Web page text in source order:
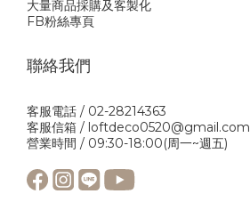
大量商品採購及客製化
FB粉絲專頁
聯絡我們
客服電話 / 02-28214363
客服信箱 / loftdeco0520@gmail.com
營業時間 / 09:30-18:00(周一~週五)